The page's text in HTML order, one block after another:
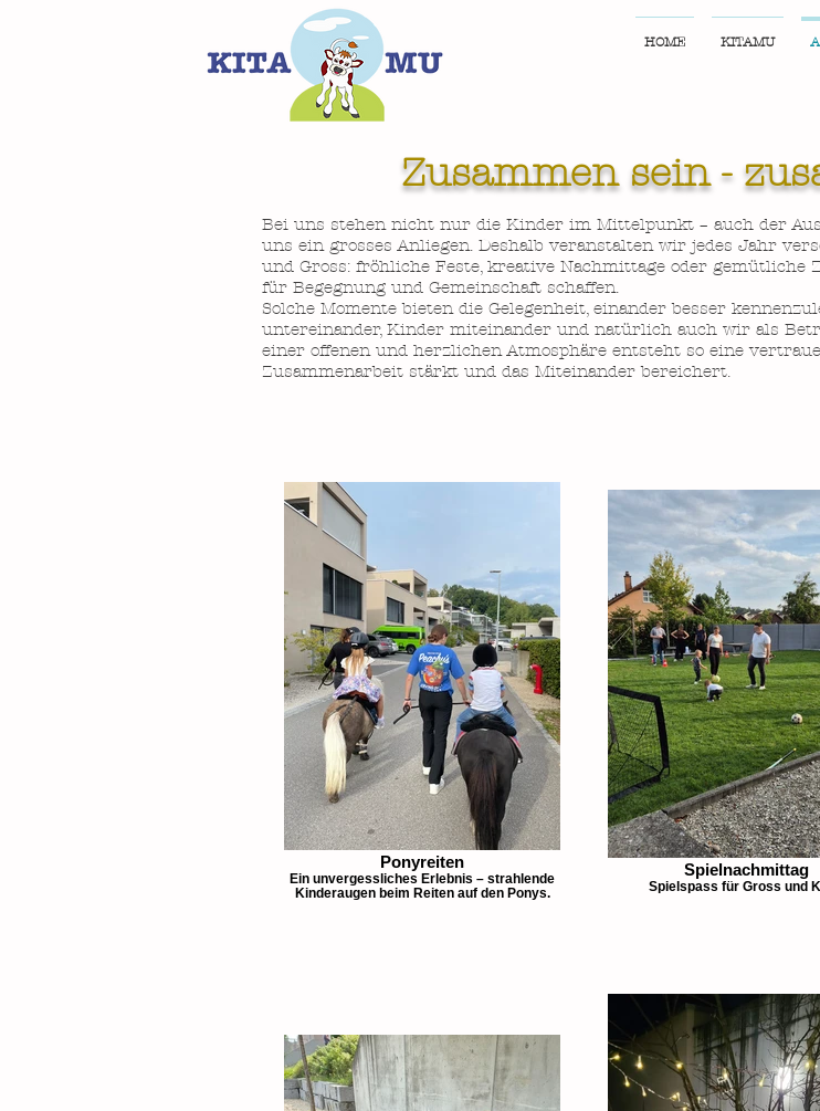
HOME KITAMU
Bei uns stehen nicht nur die Kinder im Mittelpunkt – auch der
uns ein grosses Anliegen. Deshalb veranstalten wir jedes Jahr
und Gross: fröhliche Feste, kreative Nachmittage oder gemütliche
für Begegnung und Gemeinschaft schaffen.
Solche Momente bieten die Gelegenheit, einander besser
untereinander, Kinder miteinander und natürlich auch wir als
einer offenen und herzlichen Atmosphäre entsteht so eine
Zusammenarbeit stärkt und das Miteinander bereichert.
Zusammen sein -
Ponyreiten
Ein unvergessliches Erlebnis – strahlende
Kinderaugen beim Reiten auf den Ponys.
Spielnachmittag
Spielspass für Gross und